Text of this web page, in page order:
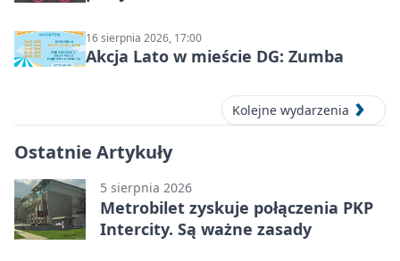
16 sierpnia 2026, 17:00
Akcja Lato w mieście DG: Zumba
Kolejne wydarzenia
Ostatnie Artykuły
5 sierpnia 2026
Metrobilet zyskuje połączenia PKP
Intercity. Są ważne zasady